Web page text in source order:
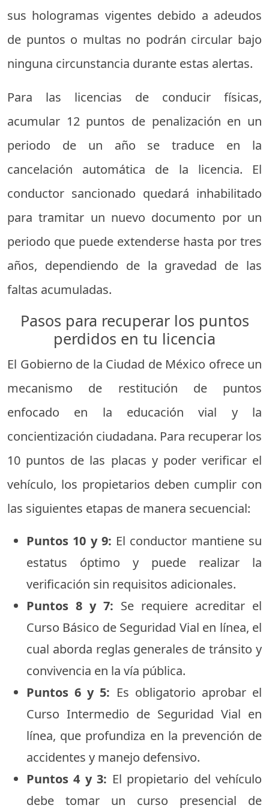
sus hologramas vigentes debido a adeudos
de puntos o multas no podrán circular bajo
ninguna circunstancia durante estas alertas.
Para las licencias de conducir físicas,
acumular 12 puntos de penalización en un
periodo de un año se traduce en la
cancelación automática de la licencia. El
conductor sancionado quedará inhabilitado
para tramitar un nuevo documento por un
periodo que puede extenderse hasta por tres
años, dependiendo de la gravedad de las
faltas acumuladas.
Pasos para recuperar los puntos
perdidos en tu licencia
El Gobierno de la Ciudad de México ofrece un
mecanismo de restitución de puntos
enfocado en la educación vial y la
concientización ciudadana. Para recuperar los
10 puntos de las placas y poder verificar el
vehículo, los propietarios deben cumplir con
las siguientes etapas de manera secuencial:
Puntos 10 y 9: El conductor mantiene su
estatus óptimo y puede realizar la
verificación sin requisitos adicionales.
Puntos 8 y 7: Se requiere acreditar el
Curso Básico de Seguridad Vial en línea, el
cual aborda reglas generales de tránsito y
convivencia en la vía pública.
Puntos 6 y 5: Es obligatorio aprobar el
Curso Intermedio de Seguridad Vial en
línea, que profundiza en la prevención de
accidentes y manejo defensivo.
Puntos 4 y 3: El propietario del vehículo
debe tomar un curso presencial de